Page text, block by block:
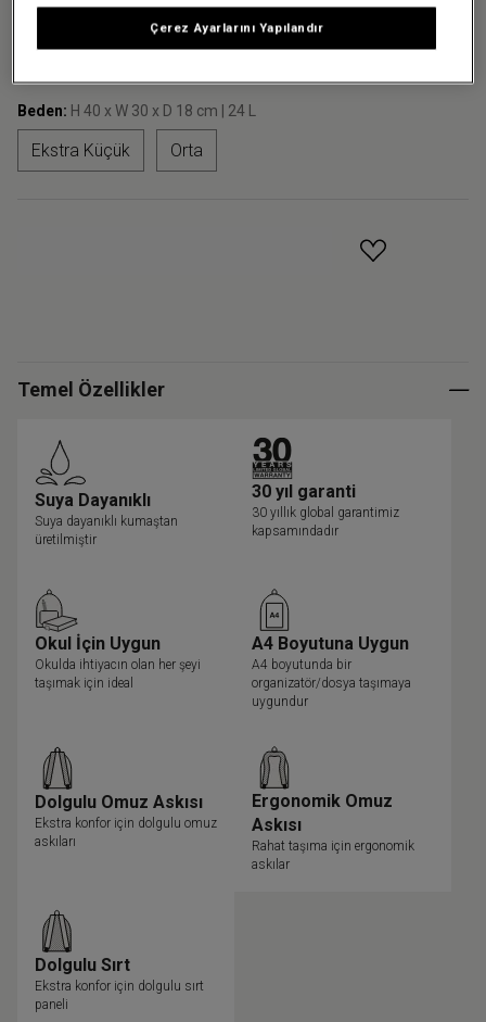
+28
Beden: H 40 x W 30 x D 18 cm | 24 L
Ekstra Küçük Orta
Temel Özellikler
Suya Dayanıklı
Suya dayanıklı kumaştan
üretilmiştir
30 yıl garanti
30 yıllık global garantimiz
kapsamındadır
Okul İçin Uygun
Okulda ihtiyacın olan her şeyi
taşımak için ideal
A4 Boyutuna Uygun
A4 boyutunda bir
organizatör/dosya taşımaya
uygundur
Dolgulu Omuz Askısı
Ekstra konfor için dolgulu omuz
askıları
Ergonomik Omuz
Askısı
Rahat taşıma için ergonomik
askılar
Dolgulu Sırt
Ekstra konfor için dolgulu sırt
paneli
Çerez Ayarlarını Yapılandır